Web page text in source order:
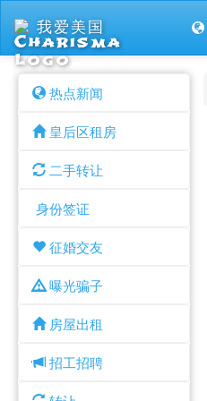
我爱美国
热点新闻
皇后区租房
二手转让
身份签证
征婚交友
曝光骗子
房屋出租
招工招聘